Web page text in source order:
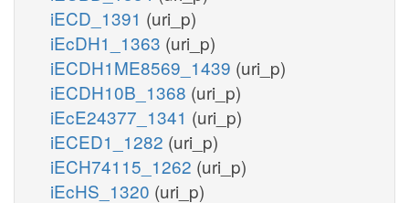
iECD_1391 (uri_p)
iEcDH1_1363 (uri_p)
iECDH1ME8569_1439 (uri_p)
iECDH10B_1368 (uri_p)
iEcE24377_1341 (uri_p)
iECED1_1282 (uri_p)
iECH74115_1262 (uri_p)
iEcHS_1320 (uri_p)